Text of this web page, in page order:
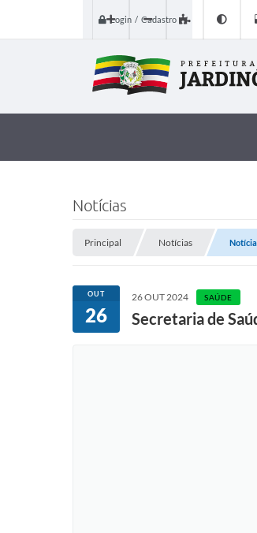
Login / Cadastro
Notícias
Principal Notícias Notícia
OUT
26
26 OUT 2024 SAÚDE
Secretaria de